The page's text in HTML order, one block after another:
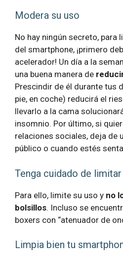
Modera su uso
No hay ningún secreto,
del smartphone, ¡primero
acelerador! Un día a la
una buena manera de
Prescindir de él durante tus
pie, en coche) reducirá el
llevarlo a la cama
insomnio. Por último, si
relaciones sociales, deja de
público o cuando estés
Tenga cuidado de
Para ello, limite su uso y no
bolsillos. Incluso se
boxers con “atenuador de
Limpia bien tu